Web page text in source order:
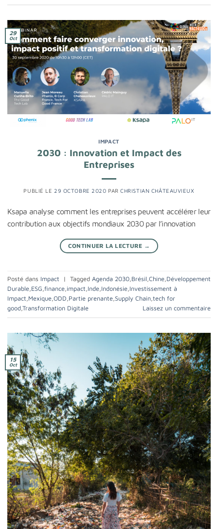
29
Oct
IMPACT
2030 : Innovation et Impact des
Entreprises
PUBLIÉ LE 29 OCTOBRE 2020 PARCHRISTIAN CHÂTEAUVIEUX
Ksapa analyse comment les entreprises peuvent accélérer leur
contribution aux objectifs mondiaux 2030 par l’innovation
CONTINUER LA LECTURE →
Posté dans Impact | Tagged Agenda 2030,Brésil,Chine,Développement
Durable,ESG,finance,impact,Inde,Indonésie,Investissement à
Impact,Mexique,ODD,Partie prenante,Supply Chain,tech for
good,Transformation Digitale Laissez un commentaire
15
Oct